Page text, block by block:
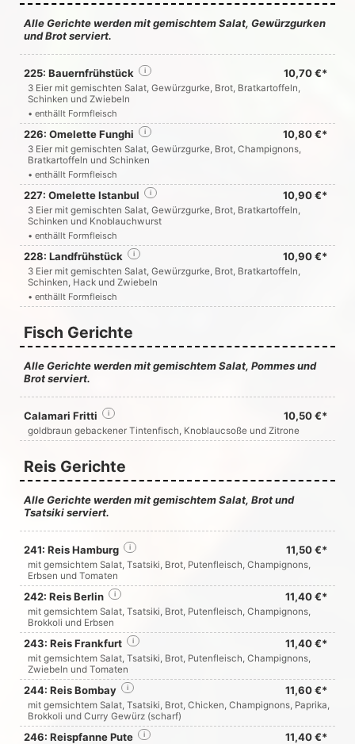
Alle Gerichte werden mit gemischtem Salat, Gewürzgurken
und Brot serviert.
225: Bauernfrühstück 10,70 €*
i
3 Eier mit gemischten Salat, Gewürzgurke, Brot, Bratkartoffeln,
Schinken und Zwiebeln
• enthällt Formfleisch
226: Omelette Funghi 10,80 €*
i
3 Eier mit gemischten Salat, Gewürzgurke, Brot, Champignons,
Bratkartoffeln und Schinken
• enthällt Formfleisch
227: Omelette Istanbul 10,90 €*
i
3 Eier mit gemischten Salat, Gewürzgurke, Brot, Bratkartoffeln,
Schinken und Knoblauchwurst
• enthällt Formfleisch
228: Landfrühstück 10,90 €*
i
3 Eier mit gemischten Salat, Gewürzgurke, Brot, Bratkartoffeln,
Schinken, Hack und Zwiebeln
• enthällt Formfleisch
Fisch Gerichte
Alle Gerichte werden mit gemischtem Salat, Pommes und
Brot serviert.
Calamari Fritti 10,50 €*
i
goldbraun gebackener Tintenfisch, Knoblaucsoße und Zitrone
Reis Gerichte
Alle Gerichte werden mit gemischtem Salat, Brot und
Tsatsiki serviert.
241: Reis Hamburg 11,50 €*
i
mit gemsichtem Salat, Tsatsiki, Brot, Putenfleisch, Champignons,
Erbsen und Tomaten
242: Reis Berlin 11,40 €*
i
mit gemsichtem Salat, Tsatsiki, Brot, Putenfleisch, Champignons,
Brokkoli und Erbsen
243: Reis Frankfurt 11,40 €*
i
mit gemsichtem Salat, Tsatsiki, Brot, Putenfleisch, Champignons,
Zwiebeln und Tomaten
244: Reis Bombay 11,60 €*
i
mit gemsichtem Salat, Tsatsiki, Brot, Chicken, Champignons, Paprika,
Brokkoli und Curry Gewürz (scharf)
246: Reispfanne Pute 11,40 €*
i